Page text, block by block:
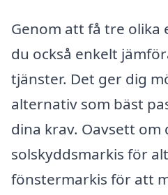
Genom att få tre olika
du också enkelt
tjänster. Det ger dig
alternativ som bäst
dina krav. Oavsett om
solskyddsmarkis för
fönstermarkis för att